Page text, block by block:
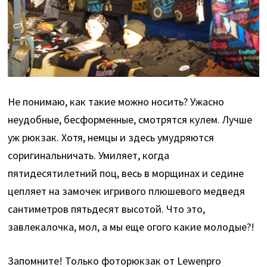
Не понимаю, как такие можно носить? Ужасно
неудобные, бесформенные, смотрятся кулем. Лучше
уж рюкзак. Хотя, немцы и здесь умудряются
соригинальничать. Умиляет, когда
пятидесятилетний поц, весь в морщинах и седине
цепляет на замочек игривого плюшевого медведя
сантиметров пятьдесят высотой. Что это,
завлекалочка, мол, а мы еще огого какие молодые?!
Запомните! Только фоторюкзак от Lewenpro